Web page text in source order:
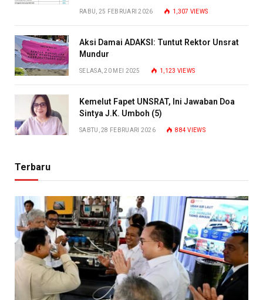
RABU, 25 FEBRUARI 2026 1,307 VIEWS
Aksi Damai ADAKSI: Tuntut Rektor Unsrat
Mundur
SELASA, 20 MEI 2025 1,123 VIEWS
Kemelut Fapet UNSRAT, Ini Jawaban Doa
Sintya J.K. Umboh (5)
SABTU, 28 FEBRUARI 2026 884VIEWS
Terbaru